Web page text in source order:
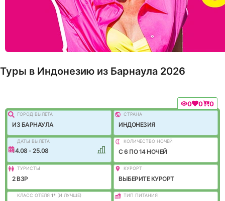
Туры в Индонезию из Барнаула 2026
0 0 0
ГОРОД ВЫЛEТА
ИЗ БАРНАУЛА
СТРАНА
ИНДОНЕЗИЯ
ДАТЫ ВЫЛЕТА
14.08 - 25.08
КОЛИЧЕСТВО НОЧЕЙ
C 6 ПО 14 НОЧЕЙ
ТУРИСТЫ
2 ВЗР
КУРОРТ
ВЫБЕРИТЕ КУРОРТ
КЛАСС ОТЕЛЯ 1* (И ЛУЧШЕ) ТИП ПИТАНИЯ